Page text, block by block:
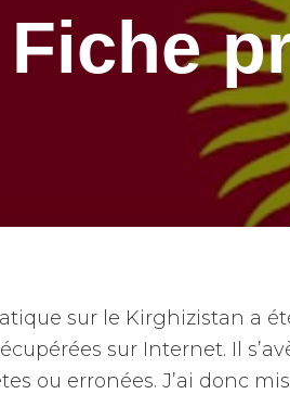
Fiche
sur le Kirghizistan a
sur Internet. Il
ou erronées. J’ai donc mis